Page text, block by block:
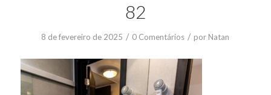
82
8 de fevereiro de 2025 / 0 Comentários / por Natan